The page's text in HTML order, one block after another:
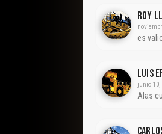
Roy
es
LUIS
junio
Alas